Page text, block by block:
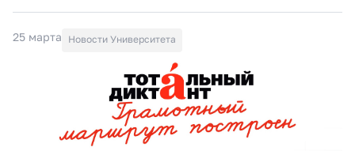
25 марта Новости Университета